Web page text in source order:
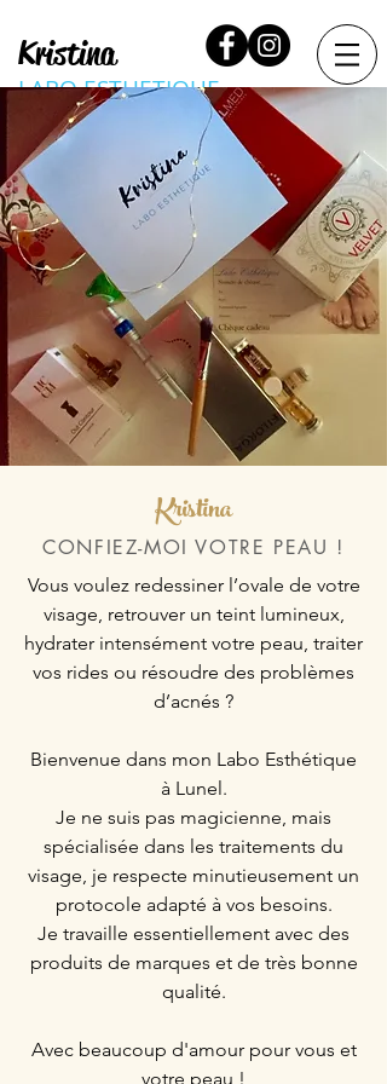
Kristina
LABO ESTHETIQUE
Kristina
CONFIEZ-MOI VOTRE PEAU !
Vous voulez redessiner l’ovale de votre
visage, retrouver un teint lumineux,
hydrater intensément votre peau, traiter
vos rides ou résoudre des problèmes
d’acnés ?
Bienvenue dans mon Labo Esthétique
à Lunel.
Je ne suis pas magicienne, mais
spécialisée dans les traitements du
visage, je respecte minutieusement un
protocole adapté à vos besoins.
Je travaille essentiellement avec des
produits de marques et de très bonne
qualité.
Avec beaucoup d'amour pour vous et
votre peau !